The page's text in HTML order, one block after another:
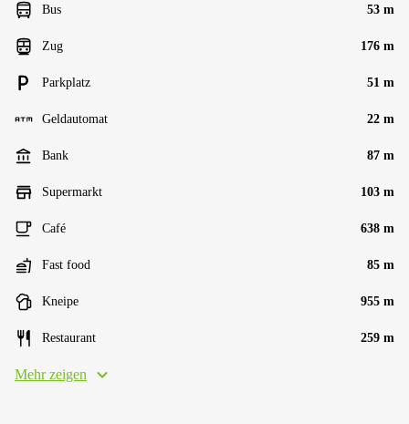
Bus 53 m
Zug 176 m
Parkplatz 51 m
Geldautomat 22 m
Bank 87 m
Supermarkt 103 m
Café 638 m
Fast food 85 m
Kneipe 955 m
Restaurant 259 m
Mehr zeigen